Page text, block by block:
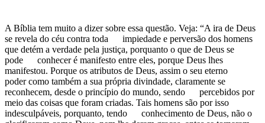
A Bíblia tem muito a dizer sobre essa questão. Veja: “A ira de Deus
se revela do céu contra toda impiedade e perversão dos homens
que detém a verdade pela justiça, porquanto o que de Deus se
pode conhecer é manifesto entre eles, porque Deus lhes
manifestou. Porque os atributos de Deus, assim o seu eterno
poder como também a sua própria divindade, claramente se
reconhecem, desde o princípio do mundo, sendo percebidos por
meio das coisas que foram criadas. Tais homens são por isso
indesculpáveis, porquanto, tendo conhecimento de Deus, não o